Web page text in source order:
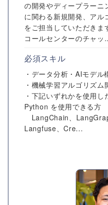
の開発やディープラーニ
に関わる新規開発、アル
をご担当していただきま
コールセンターのチャッ
必須スキル
・データ分析・AIモデル
・機械学習アルゴリズム
・下記いずれかを使用し
Python を使用できる方
LangChain、
Langfuse、Cre...